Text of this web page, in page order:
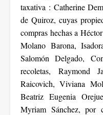
taxativa : Catherine
de Quiroz, cuyas
compras hechas a
Molano Barona,
Salomón Delgado,
recoletas, Raymond
Raicovich, Viviana
Beatriz Eugenia
Myriam Sánchez, por